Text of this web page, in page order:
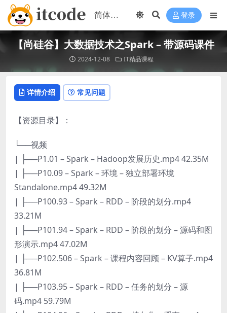
登录
【尚硅谷】大数据技术之Spark – 带源码课件
2024-12-08 IT精品课程
详情介绍 常见问题
【资源目录】：
└──视频
| ├──P1.01 – Spark – Hadoop发展历史.mp4 42.35M
| ├──P10.09 – Spark – 环境 – 独立部署环境
Standalone.mp4 49.32M
| ├──P100.93 – Spark – RDD – 阶段的划分.mp4
33.21M
| ├──P101.94 – Spark – RDD – 阶段的划分 – 源码和图
形演示.mp4 47.02M
| ├──P102.506 – Spark – 课程内容回顾 – KV算子.mp4
36.81M
| ├──P103.95 – Spark – RDD – 任务的划分 – 源
码.mp4 59.79M